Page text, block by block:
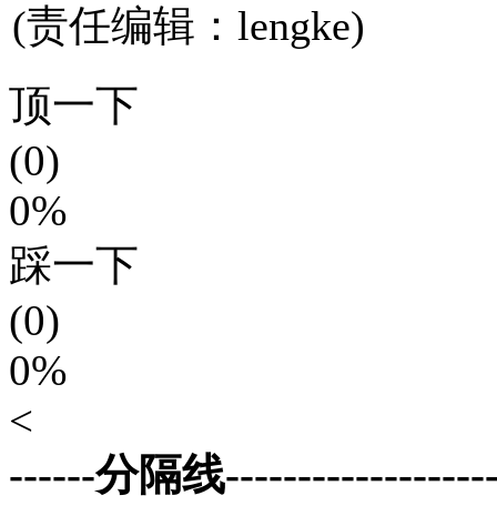
(责任编辑：lengke)
顶一下
(0)
0%
踩一下
(0)
0%
<
------分隔线